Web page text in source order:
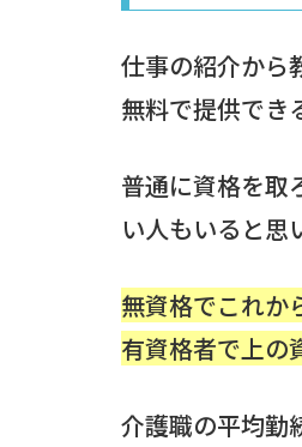
仕事の紹介から
無料で提供でき
普通に資格を取
い人もいると思
無資格でこれか
有資格者で上の
介護職の平均勤